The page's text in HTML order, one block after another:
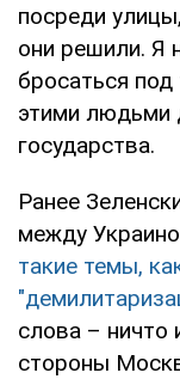
посреди
они решили. Я
бросаться под
этими людьми
государства.
Ранее
между
такие темы,
слова – ничто
стороны